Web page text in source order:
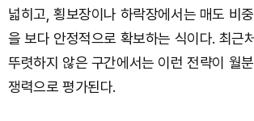
넓히고, 횡보장이나 하락장에서는 매도 비
을 보다 안정적으로 확보하는 식이다. 최근
뚜렷하지 않은 구간에서는 이런 전략이 월
쟁력으로 평가된다.